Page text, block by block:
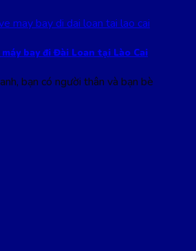
bay đi Đài Loan tại Lào Cai
bạn có người thân và bạn bè